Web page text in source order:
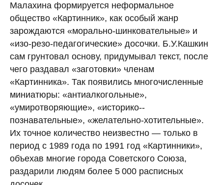
Малахина формируется неформальное
общество «Картинник», как особый жанр
зарождаются «морально-шинковательные» и
«изо-­резо-педагогические» досоч­ки. Б.У.Кашкин
сам грунтовал основу, придумывал текст, после
чего раздавал «заготовки» членам
«Картинника». Так появились многочисленные
миниатюры: «антиалкогольные»,
«умиротворяющие», «историко-­
познавательные», «желательно-­хотительные».
Их точное количество неизвестно — только в
период с 1989 года по 1991 год «Картинники»,
объехав многие города Советского Союза,
раздарили людям более 5 000 расписных